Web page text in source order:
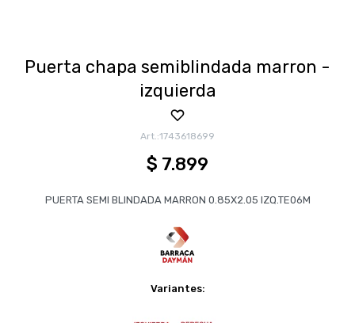
Puerta chapa semiblindada marron -
izquierda
1743618699
$ 7.899
PUERTA SEMI BLINDADA MARRON 0.85X2.05 IZQ.TE06M
Variantes: